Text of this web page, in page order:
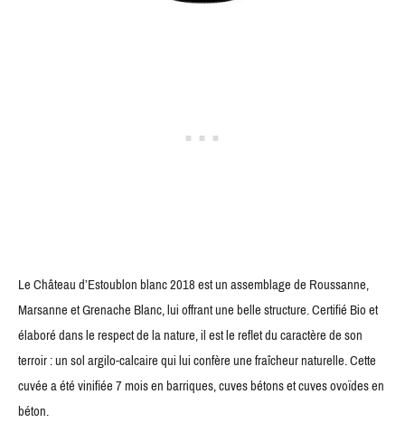
Le Château d’Estoublon blanc 2018 est un assemblage de Roussanne,
Marsanne et Grenache Blanc, lui offrant une belle structure. Certifié Bio et
élaboré dans le respect de la nature, il est le reflet du caractère de son
terroir : un sol argilo-calcaire qui lui confère une fraîcheur naturelle. Cette
cuvée a été vinifiée 7 mois en barriques, cuves bétons et cuves ovoïdes en
béton.